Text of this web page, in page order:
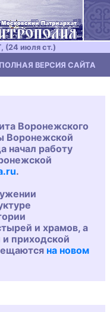
(24 июля ст.)
ПОЛНАЯ ВЕРСИЯ САЙТА
Воронежского
Воронежской
начал работу
.
и храмов, а
приходской
на новом